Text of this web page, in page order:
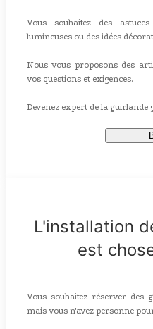
Vous souhaitez des
lumineuses ou des idées
Nous vous proposons des
vos questions et exigences.
Devenez expert de la guirlande
L'installation
est
Vous souhaitez réserver des
mais vous n'avez personne